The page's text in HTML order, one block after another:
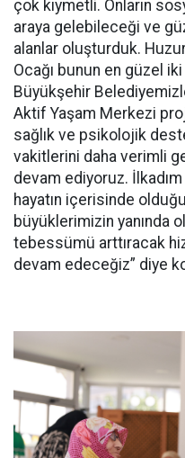
çok kıymetli. Onların
araya gelebileceği ve
alanlar oluşturduk.
Ocağı bunun en güzel
Büyükşehir
Aktif Yaşam Merkezi
sağlık ve psikolojik
vakitlerini daha verimli
devam ediyoruz.
hayatın içerisinde
büyüklerimizin yanında
tebessümü arttıracak
devam edeceğiz” diye